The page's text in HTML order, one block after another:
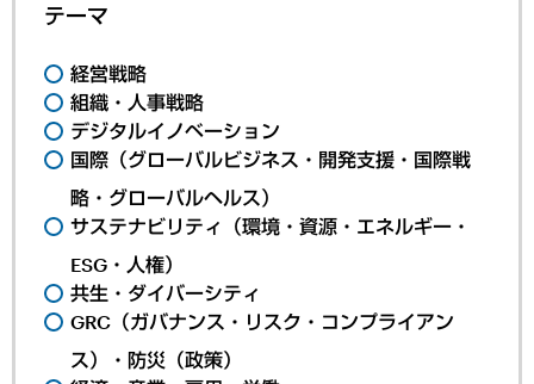
テーマ
経営戦略
組織・人事戦略
デジタルイノベーション
国際（グローバルビジネス・開発支援・国際戦
略・グローバルヘルス）
サステナビリティ（環境・資源・エネルギー・
ESG・人権）
共生・ダイバーシティ
GRC（ガバナンス・リスク・コンプライアン
ス）・防災（政策）